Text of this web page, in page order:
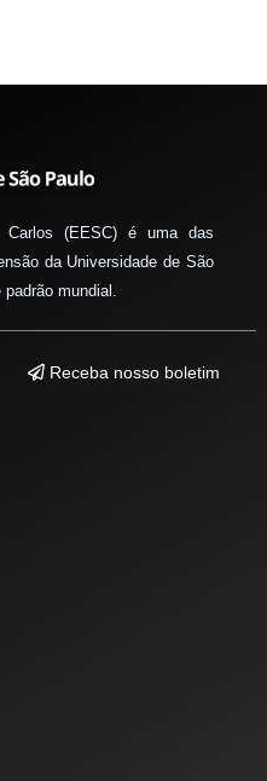
(EESC) é uma das
da Universidade de São
mundial.
Receba nosso boletim